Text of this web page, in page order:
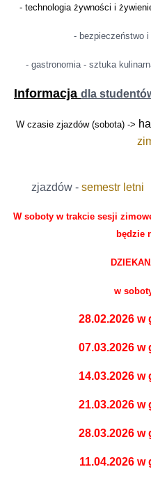
- technologia żywności i
- bezpieczeństwo
- gastronomia - sztuka
Informacja dla
W czasie zjazdów (sobota) ->
zjazdów - semestr letni
W soboty w trakcie sesji
będzie
w
28.02.2026 w
07.03.2026 w
14.03.2026 w
21.03.2026 w
28.03.2026 w
11.04.2026 w